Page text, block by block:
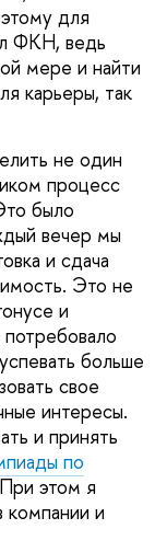
для
ФКН, ведь
мере и найти
карьеры, так
не один
процесс
было
вечер мы
и сдача
Это не
и
больше
свое
интересы.
и принять
по
этом я
и